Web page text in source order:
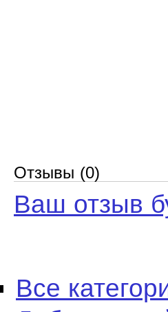
Отзывы (0)
Ваш отзыв
Все